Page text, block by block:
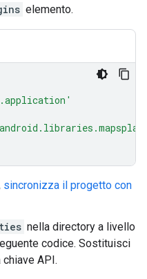
elemento.
sincronizza il progetto con
nella directory a livello
codice. Sostituisci
chiave API.